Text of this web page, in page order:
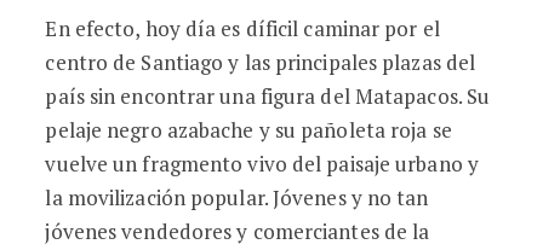
En efecto, hoy día es díficil caminar por el
centro de Santiago y las principales plazas del
país sin encontrar una figura del Matapacos. Su
pelaje negro azabache y su pañoleta roja se
vuelve un fragmento vivo del paisaje urbano y
la movilización popular. Jóvenes y no tan
jóvenes vendedores y comerciantes de la